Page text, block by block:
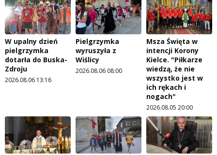
W upalny dzień
pielgrzymka
dotarła do Buska-
Zdroju
2026.08.06 13:16
Pielgrzymka
wyruszyła z
Wiślicy
2026.08.06 08:00
Msza Święta w
intencji Korony
Kielce. "Piłkarze
wiedzą, że nie
wszystko jest w
ich rękach i
nogach"
2026.08.05 20:00